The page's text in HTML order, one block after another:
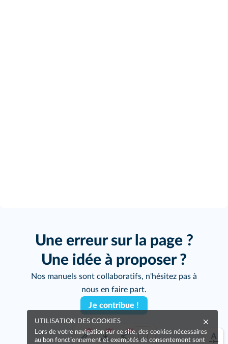
Une erreur sur la page ?
Une idée à proposer ?
Nos manuels sont collaboratifs, n'hésitez pas à
nous en faire part.
Je contribue !
UTILISATION DES COOKIES
Lors de votre navigation sur ce site, des cookies nécessaires
au bon fonctionnement et exemptés de consentement sont